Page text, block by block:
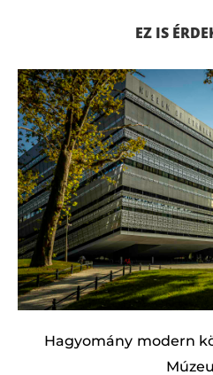
EZ IS
Hagyomány modern